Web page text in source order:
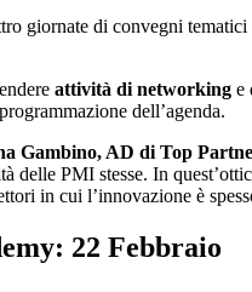
giornate di convegni
attività di networking e
dell’agenda.
Gambino, AD di Top
delle PMI stesse. In
in cui l’innovazione è
22 Febbraio